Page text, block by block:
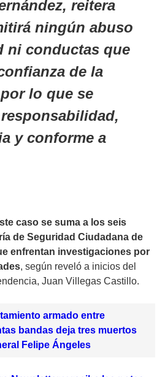
reitera
ningún abuso
ni conductas que
de la
lo que se
y conforme a
caso se suma a los seis
de Seguridad Ciudadana de
enfrentan investigaciones por
, según reveló a inicios del
Juan Villegas Castillo.
armado entre
bandas deja tres muertos
Felipe Ángeles